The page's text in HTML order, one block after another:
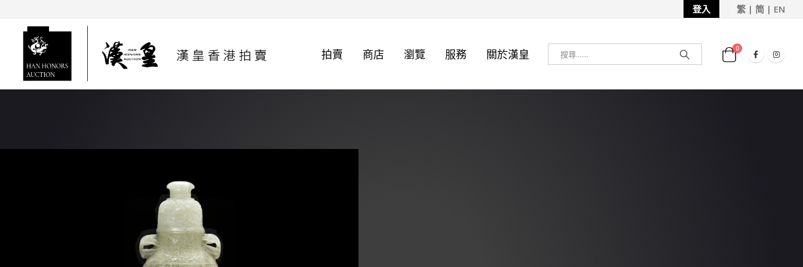
登入 繁 | 简 | EN
拍賣 商店 瀏覽 服務 關於漢皇 0